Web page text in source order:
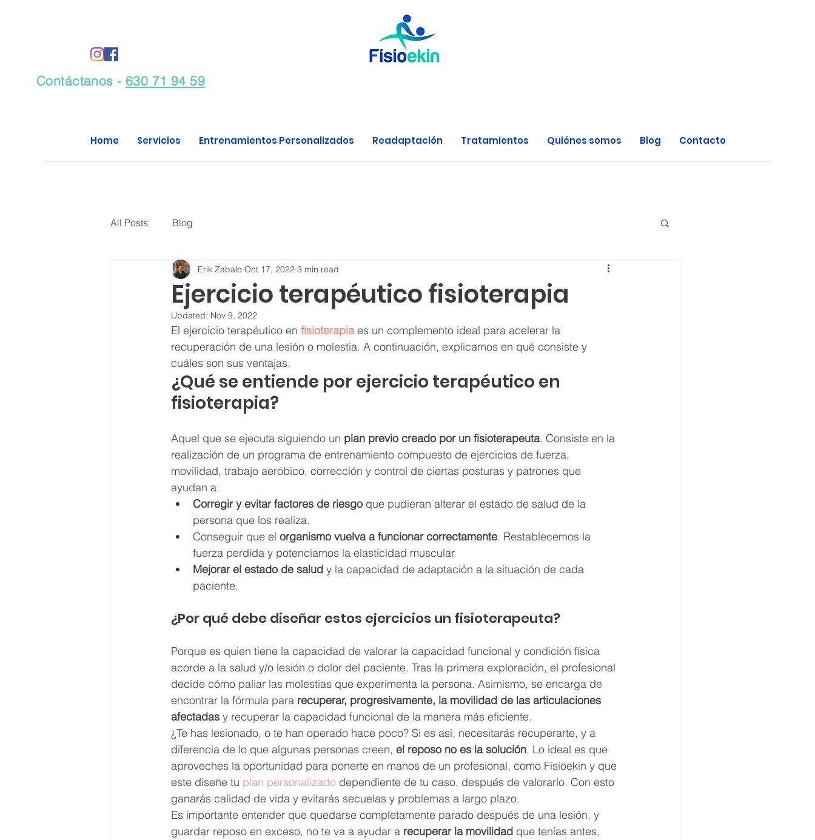
Contáctanos - 630 71 94 59
Home Servicios Entrenamientos Personalizados Readaptación Tratamientos Quiénes somos Blog Contacto
All Posts Blog
Ejercicio terapéutico fisioterapia
Erik Zabalo Oct 17, 2022 3 min read
Updated: Nov 9, 2022
El ejercicio terapéutico en fisioterapia es un complemento ideal para acelerar la
recuperación de una lesión o molestia. A continuación, explicamos en qué consiste y
cuáles son sus ventajas.
​¿Qué se entiende por ejercicio terapéutico en
fisioterapia?
Aquel que se ejecuta siguiendo un plan previo creado por un fisioterapeuta. Consiste en la
realización de un programa de entrenamiento compuesto de ejercicios de fuerza,
movilidad, trabajo aeróbico, corrección y control de ciertas posturas y patrones que
ayudan a:
Corregir y evitar factores de riesgo que pudieran alterar el estado de salud de la
persona que los realiza.
Conseguir que el organismo vuelva a funcionar correctamente. Restablecemos la
fuerza perdida y potenciamos la elasticidad muscular.
Mejorar el estado de salud y la capacidad de adaptación a la situación de cada
paciente.
​¿Por qué debe diseñar estos ejercicios un fisioterapeuta?
Porque es quien tiene la capacidad de valorar la capacidad funcional y condición física
acorde a la salud y/o lesión o dolor del paciente. Tras la primera exploración, el profesional
decide cómo paliar las molestias que experimenta la persona. Asimismo, se encarga de
encontrar la fórmula para recuperar, progresivamente, la movilidad de las articulaciones
afectadas y recuperar la capacidad funcional de la manera más eficiente.
¿Te has lesionado, o te han operado hace poco? Si es así, necesitarás recuperarte, y a
diferencia de lo que algunas personas creen, el reposo no es la solución. Lo ideal es que
aproveches la oportunidad para ponerte en manos de un profesional, como Fisioekin y que
este diseñe tu plan personalizado dependiente de tu caso, después de valorarlo. Con esto
ganarás calidad de vida y evitarás secuelas y problemas a largo plazo.
Es importante entender que quedarse completamente parado después de una lesión, y
guardar reposo en exceso, no te va a ayudar a recuperar la movilidad que tenías antes,